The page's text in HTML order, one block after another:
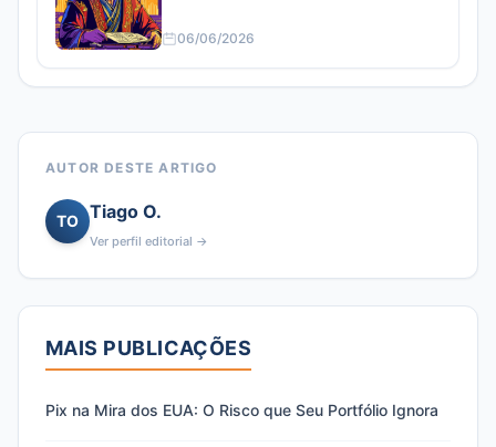
06/06/2026
AUTOR DESTE ARTIGO
TO Tiago O.
Ver perfil editorial →
MAIS PUBLICAÇÕES
Pix na Mira dos EUA: O Risco que Seu Portfólio Ignora